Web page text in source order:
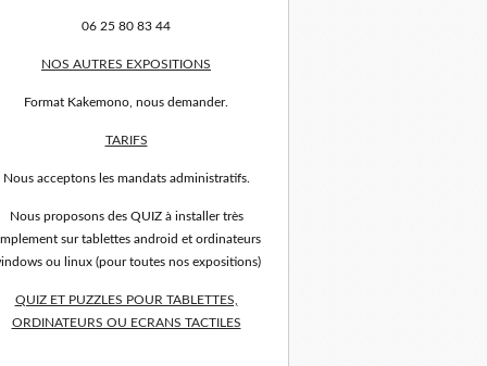
06 25 80 83 44
NOS AUTRES EXPOSITIONS
Format Kakemono, nous demander.
TARIFS
Nous acceptons les mandats administratifs.
Nous proposons des QUIZ à installer très
sur tablettes android et ordinateurs
ou linux (pour toutes nos expositions)
QUIZ ET PUZZLES POUR TABLETTES,
ORDINATEURS OU ECRANS TACTILES